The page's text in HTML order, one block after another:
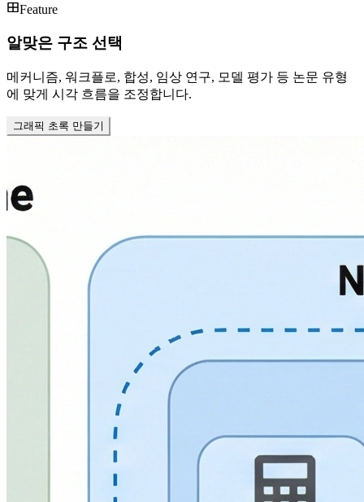
Feature
알맞은 구조 선택
메커니즘, 워크플로, 합성, 임상 연구, 모델 평가 등 논문 유형
에 맞게 시각 흐름을 조정합니다.
그래픽 초록 만들기